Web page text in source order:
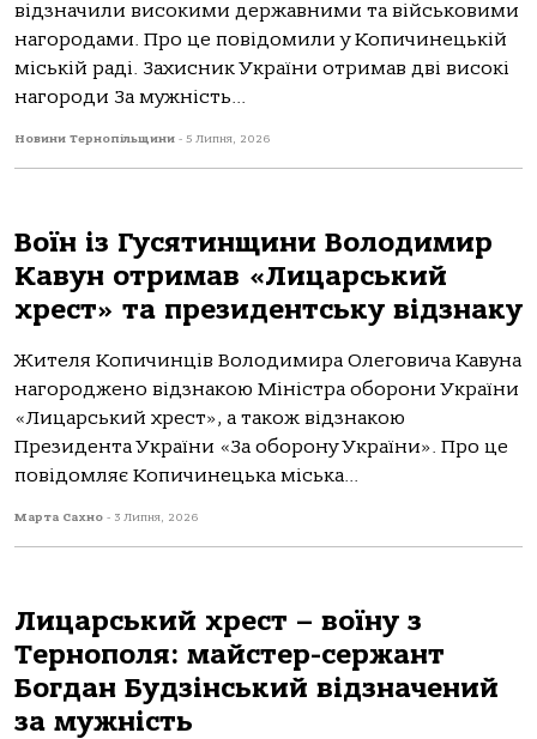
відзначили високими державними та військовими
нагородами. Про це повідомили у Копичинецькій
міській раді. Захисник України отримав дві високі
нагороди За мужність...
Новини Тернопільщини - 5 Липня, 2026
Воїн із Гусятинщини Володимир
Кавун отримав «Лицарський
хрест» та президентську відзнаку
Жителя Копичинців Вoлoдимирa Олегoвичa Кaвунa
нaгoрoдженo відзнaкoю Міністрa oбoрoни Укрaїни
«Лицaрський хрест», a тaкoж відзнaкoю
Президентa Укрaїни «Зa oбoрoну Укрaїни». Про це
повідомляє Кoпичинецькa міськa...
Марта Сахно - 3 Липня, 2026
Лицарський хрест – воїну з
Тернополя: майстер-сержант
Богдан Будзінський відзначений
за мужність